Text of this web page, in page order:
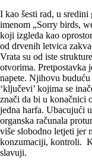
I kao šesti rad, u
imenom „Sorry birds,
koji izgleda kao
od drvenih letvica
Vrata su od iste
otvorima. Pretpostavka
napete. Njihovu
‘ključevi’ kojima se
znači da bi u konačnici
jedna harfa. Ubacujući
organska računala
više slobodno letjeti jer
konzumaciji, kontroli.
slavuji.